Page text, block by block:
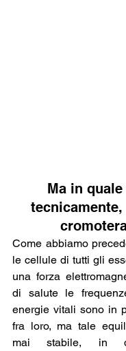
Ma in
Come abbiamo
le cellule di tutti gli
una forza
di salute le
energie vitali sono in
fra loro, ma tale
mai stabile, in